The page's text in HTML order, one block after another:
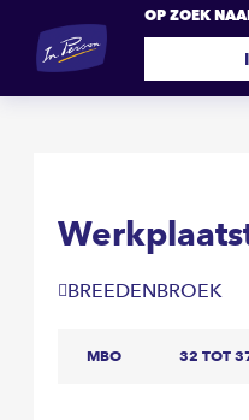
OP ZOEK
BREEDENBROEK
MBO 32 TOT